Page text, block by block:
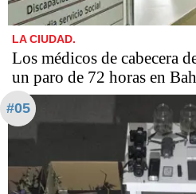
LA CIUDAD.
Los médicos de cabecera
un paro de 72 horas en
#05